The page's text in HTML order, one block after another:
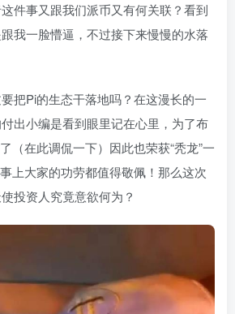
件事又跟我们派币又有何关联？看到
我一脸懵逼，不过接下来慢慢的水落
把Pi的生态干落地吗？在这漫长的一
出小编是看到眼里记在心里，为了布
（在此调侃一下）因此也荣获“秃龙”一
上大家的功劳都值得敬佩！那么这次
投资人究竟意欲何为？